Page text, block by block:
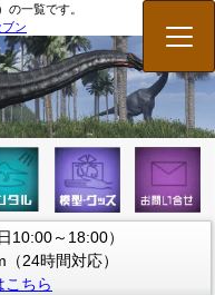
の一覧です。
ン
メ
10:00～18:00）
24時間対応）
こちら